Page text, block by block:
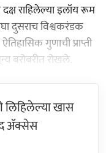
राहिलेल्या इलॉय रूम
दुसराच विश्वकरंडक
गुणाची प्राप्ती
बरोबरीत रोखले.
खास
ॲक्सेस